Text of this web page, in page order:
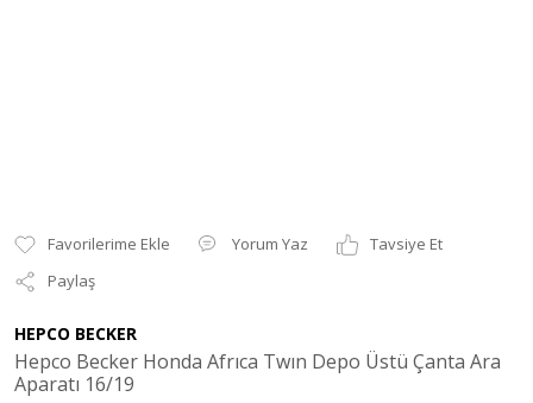
Yorum Yaz
Tavsiye Et
Paylaş
HEPCO BECKER
Hepco Becker Honda Afrıca Twın Depo Üstü Çanta Ara
Aparatı 16/19